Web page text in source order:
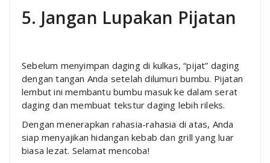
5. Jangan Lupakan Pijatan
Sebelum menyimpan daging di kulkas, “pijat” daging
dengan tangan Anda setelah dilumuri bumbu. Pijatan
lembut ini membantu bumbu masuk ke dalam serat
daging dan membuat tekstur daging lebih rileks.
Dengan menerapkan rahasia-rahasia di atas, Anda
siap menyajikan hidangan kebab dan grill yang luar
biasa lezat. Selamat mencoba!